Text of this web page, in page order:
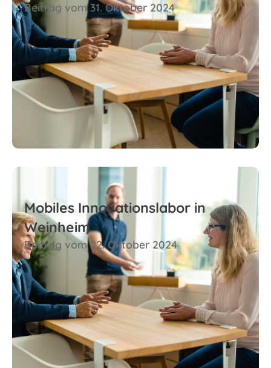
Beitrag vom 31. Oktober 2024
Zum Beitrag
Mobiles Innovationslabor in
Weinheim
Beitrag vom 22. Oktober 2024
Zum Beitrag